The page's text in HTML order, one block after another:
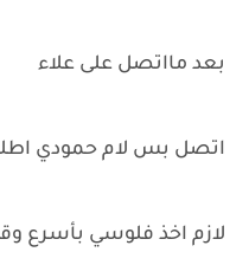
بعد مااتصل على علاء
اتصل بس لام حمودي
لازم اخذ فلوسي بأسرع